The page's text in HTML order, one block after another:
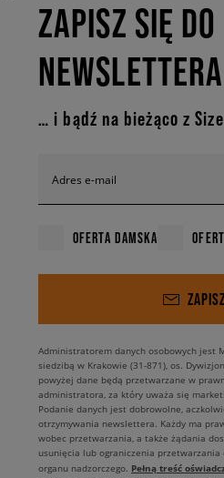
ZAPISZ SIĘ DO
NEWSLETTERA
… i bądź na bieżąco z
Adres e-mail
OFERTA DAMSKA
Administratorem danych osobowych jest
siedzibą w Krakowie (31-871), os.
powyżej dane będą przetwarzane w
administratora, za który uważa się
Podanie danych jest dobrowolne,
otrzymywania newslettera. Każdy ma
wobec przetwarzania, a także żądania
usunięcia lub ograniczenia
organu nadzorczego. Pełną treść